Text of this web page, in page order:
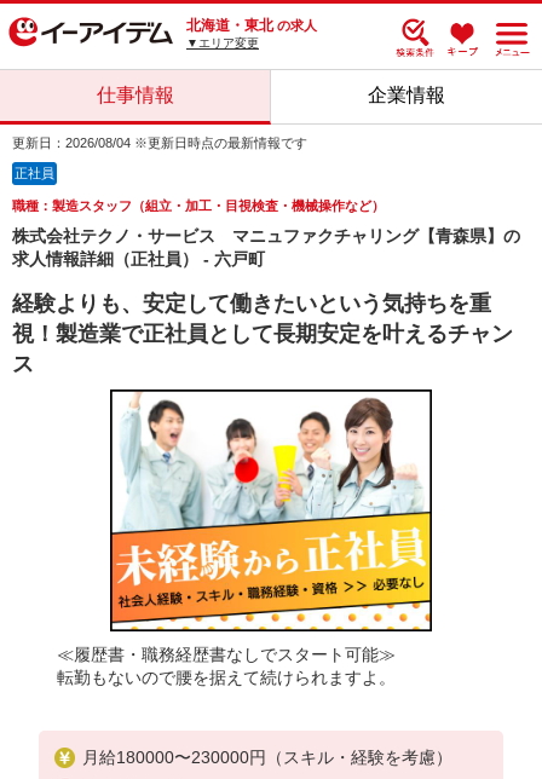
北海道・東北 の求人
▼エリア変更
仕事情報 企業情報
更新日：2026/08/04 ※更新日時点の最新情報です
正社員
職種：製造スタッフ（組立・加工・目視検査・機械操作など）
株式会社テクノ・サービス マニュファクチャリング【青森県】の
求人情報詳細（正社員） - 六戸町
経験よりも、安定して働きたいという気持ちを重
視！製造業で正社員として長期安定を叶えるチャン
ス
≪履歴書・職務経歴書なしでスタート可能≫
転勤もないので腰を据えて続けられますよ。
月給180000〜230000円（スキル・経験を考慮）